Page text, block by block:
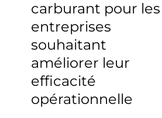
carburant pour les
entreprises
souhaitant
améliorer leur
efficacité
opérationnelle